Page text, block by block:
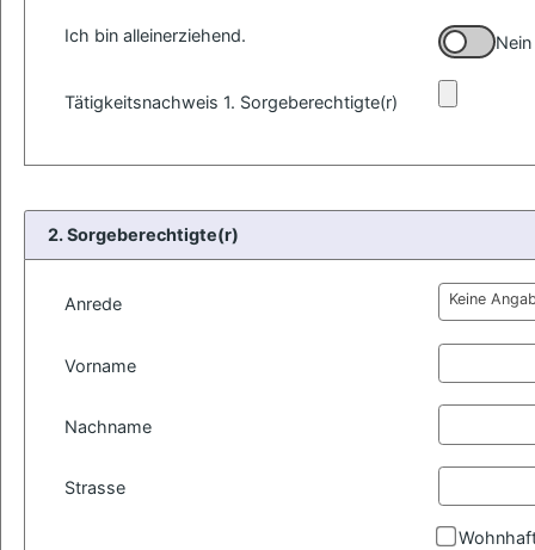
Ich bin alleinerziehend. Nein
Tätigkeitsnachweis 1. Sorgeberechtigte(r)
2. Sorgeberechtigte(r)
Anrede Keine
Vorname
Nachname
Strasse